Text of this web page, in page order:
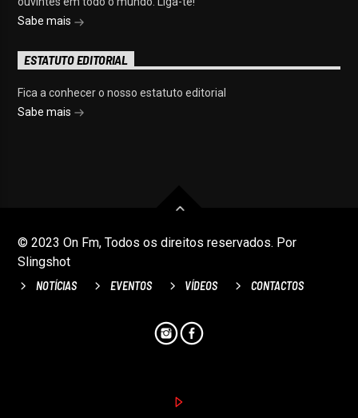
Sabe mais
ESTATUTO EDITORIAL
Fica a conhecer o nosso estatuto editorial
Sabe mais
© 2023 On Fm, Todos os direitos reservados. Por
Slingshot
NOTÍCIAS EVENTOS VÍDEOS CONTACTOS